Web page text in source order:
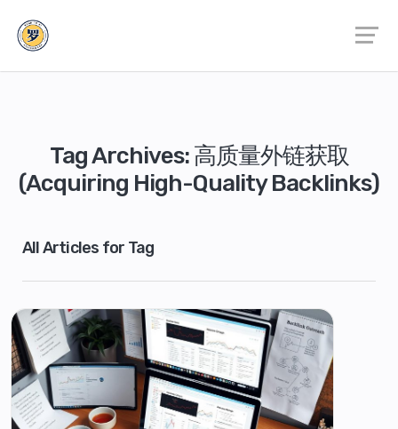
Tag Archives: 高质量外链获取
(Acquiring High-Quality Backlinks)
All Articles for Tag